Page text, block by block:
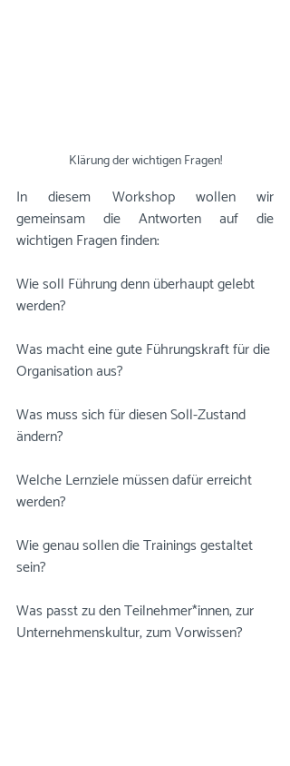
Klärung der wichtigen Fragen!
In diesem Workshop wollen wir
gemeinsam die Antworten auf die
wichtigen Fragen finden:
Wie soll Führung denn überhaupt gelebt
werden?
Was macht eine gute Führungskraft für die
Organisation aus?
Was muss sich für diesen Soll-Zustand
ändern?
Welche Lernziele müssen dafür erreicht
werden?
Wie genau sollen die Trainings gestaltet
sein?
Was passt zu den Teilnehmer*innen, zur
Unternehmenskultur, zum Vorwissen?